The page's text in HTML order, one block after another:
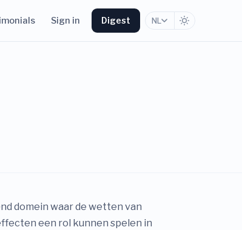
Sign in Digest NL
domein waar de wetten van
een rol kunnen spelen in